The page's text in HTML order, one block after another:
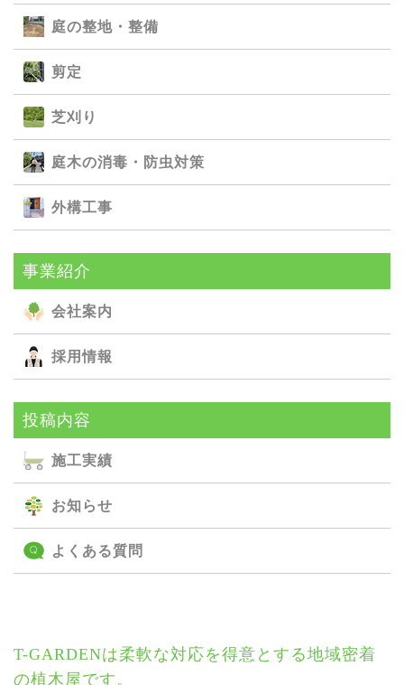
庭の整地・整備
剪定
芝刈り
庭⽊の消毒・防⾍対策
外構⼯事
事業紹介
会社案内
採用情報
投稿内容
施⼯実績
お知らせ
よくある質問
T-GARDENは柔軟な対応を得意とする地域密着
の植木屋です。